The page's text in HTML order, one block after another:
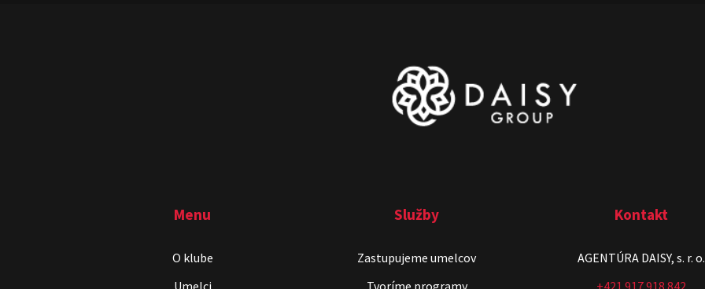
Menu
O klube
Služby
Zastupujeme umelcov
Kontakt
AGENTÚRA DAISY, s. r. o.